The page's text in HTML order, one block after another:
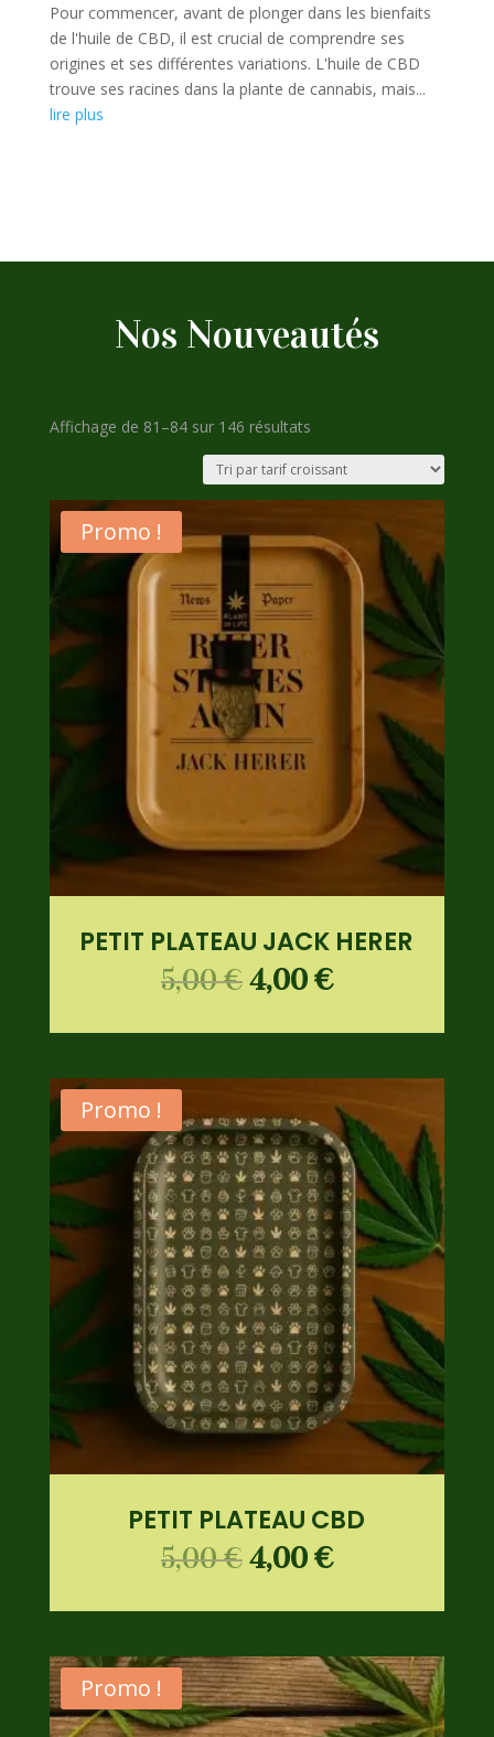
Pour commencer, avant de plonger dans les bienfaits
de l'huile de CBD, il est crucial de comprendre ses
origines et ses différentes variations. L'huile de CBD
trouve ses racines dans la plante de cannabis, mais...
lire plus
Nos Nouveautés
Affichage de 81–84 sur 146 résultatsTrié
par
prix
croissant
Promo !
PETIT PLATEAU JACK HERER
5,00€4,00€
Promo !
PETIT PLATEAU CBD
5,00€4,00€
Promo !